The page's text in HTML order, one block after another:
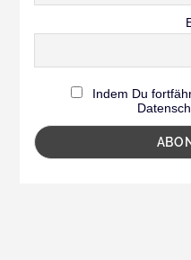
Indem Du